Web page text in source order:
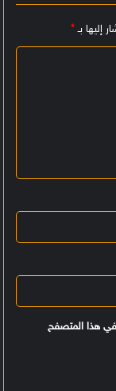
إليها بـ*
في هذا المتصفح